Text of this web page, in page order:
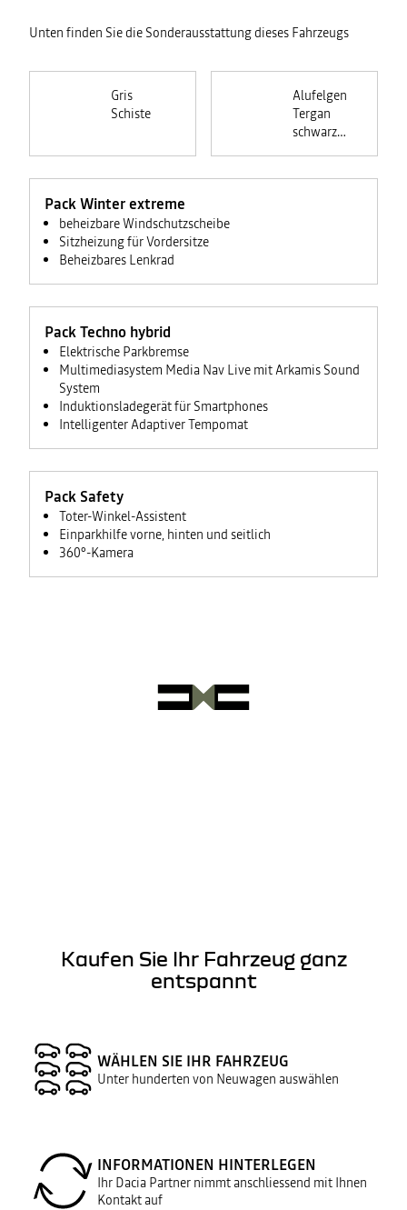
Unten finden Sie die Sonderausstattung dieses Fahrzeugs
Gris
Schiste
Alufelgen
Tergan
schwarz
Pack Winter extreme
beheizbare Windschutzscheibe
Sitzheizung für Vordersitze
Beheizbares Lenkrad
Pack Techno hybrid
Elektrische Parkbremse
Multimediasystem Media Nav Live mit Arkamis Sound
System
Induktionsladegerät für Smartphones
Intelligenter Adaptiver Tempomat
Pack Safety
Toter-Winkel-Assistent
Einparkhilfe vorne, hinten und seitlich
360°-Kamera
Kaufen Sie Ihr Fahrzeug ganz
entspannt
WÄHLEN SIE IHR FAHRZEUG
Unter hunderten von Neuwagen auswählen
INFORMATIONEN HINTERLEGEN
Ihr Dacia Partner nimmt anschliessend mit Ihnen
Kontakt auf